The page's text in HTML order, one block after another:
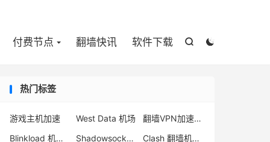


付费节点 翻墙快讯 软件下载
热门标签
游戏主机加速 West Data 机场
翻墙VPN加速器推荐
Blinkload 机场怎么样
Shadowsocks com
Clash 翻墙机场推荐